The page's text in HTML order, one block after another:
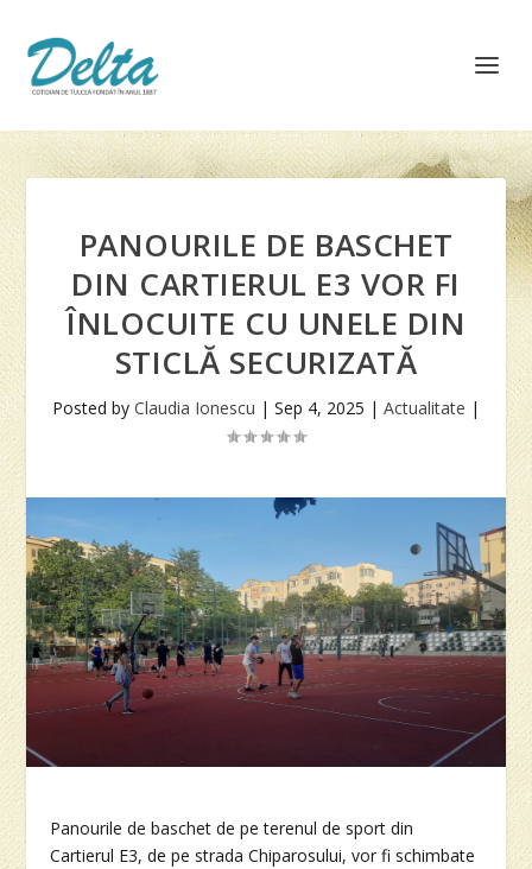
PANOURILE DE BASCHET
DIN CARTIERUL E3 VOR FI
ÎNLOCUITE CU UNELE DIN
STICLĂ SECURIZATĂ
Posted by Claudia Ionescu | Sep 4, 2025 | Actualitate |
Panourile de baschet de pe terenul de sport din
Cartierul E3, de pe strada Chiparosului, vor fi schimbate